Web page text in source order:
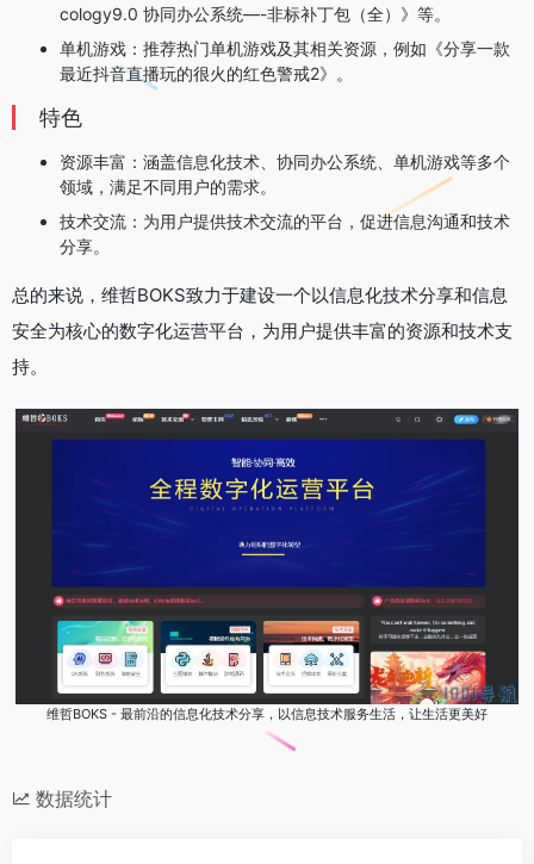
cology9.0 协同办公系统—-非标补丁包（全）》等。
单机游戏：推荐热门单机游戏及其相关资源，例如《分享一款
最近抖音直播玩的很火的红色警戒2》。
特色
资源丰富：涵盖信息化技术、协同办公系统、单机游戏等多个
领域，满足不同用户的需求。
技术交流：为用户提供技术交流的平台，促进信息沟通和技术
分享。
总的来说，维哲BOKS致力于建设一个以信息化技术分享和信息
安全为核心的数字化运营平台，为用户提供丰富的资源和技术支
持。
维哲BOKS - 最前沿的信息化技术分享，以信息技术服务生活，让生活更美好
数据统计